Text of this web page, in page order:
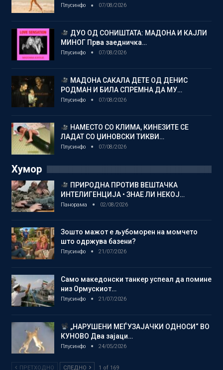
Плусинфо 07/08/2026
ДУО ОД СОНИШТАТА: МАДОНА И КАЈЛИ
МИНОГ Прва заедничка…
Плусинфо 07/08/2026
МАДОНА САКАЛА ДЕТЕ ОД ДЕНИС
РОДМАН И БИЛА СПРЕМНА ДА МУ…
Плусинфо 07/08/2026
НАМЕСТО СО КЛИМА, КИНЕЗИТЕ СЕ
ЛАДАТ СО ЏИНОВСКИ ТИКВИ…
Плусинфо 07/08/2026
Хумор
ПРИРОДНА ПРОТИВ ВЕШТАЧКА
ИНТЕЛИГЕНЦИЈА • ЗНАЕ ЛИ НЕКОЈ…
Панорама 02/08/2026
Зошто мажот е љубоморен на момчето
што одржува базени?
Плусинфо 21/07/2026
Само македонски танкер успеал да помине
низ Ормускиот…
Плусинфо 21/07/2026
„НАРУШЕНИ МЕЃУЗАЈАЧКИ ОДНОСИ“ ВО
КУНОВО Два зајаци…
Плусинфо 24/05/2026
ПРЕТХОДНО СЛЕДНО 1 of 169